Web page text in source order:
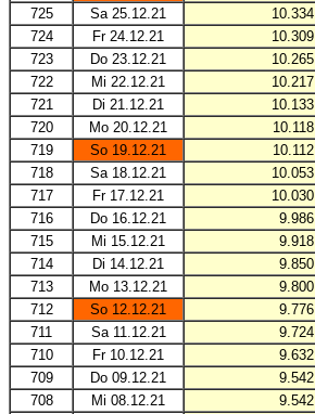
725
Sa 25.12.21 10.334
724
Fr 24.12.21 10.309
723
Do 23.12.21 10.265
722
Mi 22.12.21 10.217
721
Di 21.12.21 10.133
720
Mo 20.12.21 10.118
719
So 19.12.21 10.112
718
Sa 18.12.21 10.053
717
Fr 17.12.21 10.030
716
Do 16.12.21 9.986
715
Mi 15.12.21 9.918
714
Di 14.12.21 9.850
713
Mo 13.12.21 9.800
712
So 12.12.21 9.776
711
Sa 11.12.21 9.724
710
Fr 10.12.21 9.632
709
Do 09.12.21 9.542
708
Mi 08.12.21 9.542